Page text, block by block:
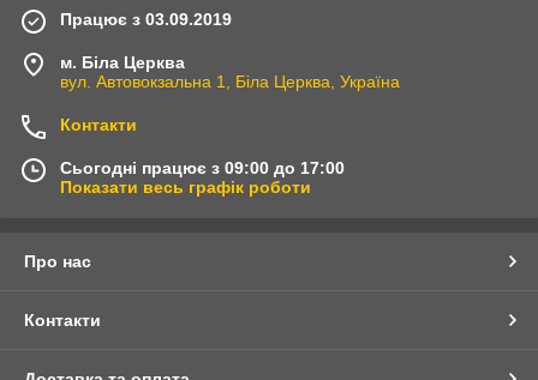
Працює з 03.09.2019
м. Біла Церква
вул. Автовокзальна 1, Біла Церква, Україна
Контакти
Сьогодні працює з 09:00 до 17:00
Показати весь графік роботи
Про нас
Контакти